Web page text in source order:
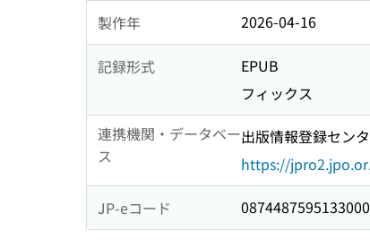
製作年 2026-04-16
記録形式
EPUB
フィックス
連携機関・データベー
ス
出版情報登録セン
https://
JP-eコード